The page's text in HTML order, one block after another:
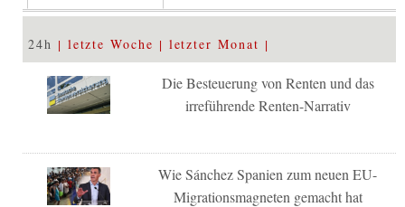
24h letzte Woche letzter Monat
Die Besteuerung von Renten und das
irreführende Renten-Narrativ
Wie Sánchez Spanien zum neuen EU-
Migrationsmagneten gemacht hat